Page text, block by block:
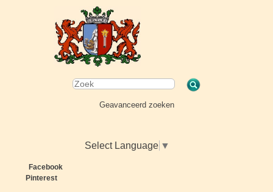
Geavanceerd zoeken
Select Language ▼
Facebook
Pinterest